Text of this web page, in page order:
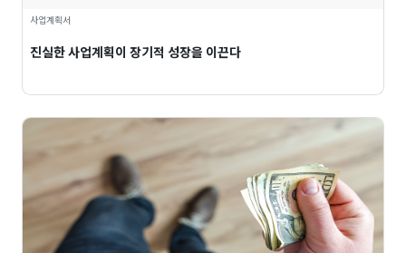
사업계획서
진실한 사업계획이 장기적 성장을 이끈다